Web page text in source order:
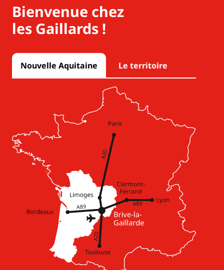
Bienvenue chez
les Gaillards !
Nouvelle Aquitaine Le territoire